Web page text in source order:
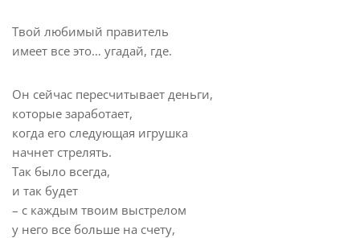
Твой любимый правитель
имеет все это… угадай, где.
Он сейчас пересчитывает деньги,
которые заработает,
когда его следующая игрушка
начнет стрелять.
Так было всегда,
и так будет
– с каждым твоим выстрелом
у него все больше на счету,